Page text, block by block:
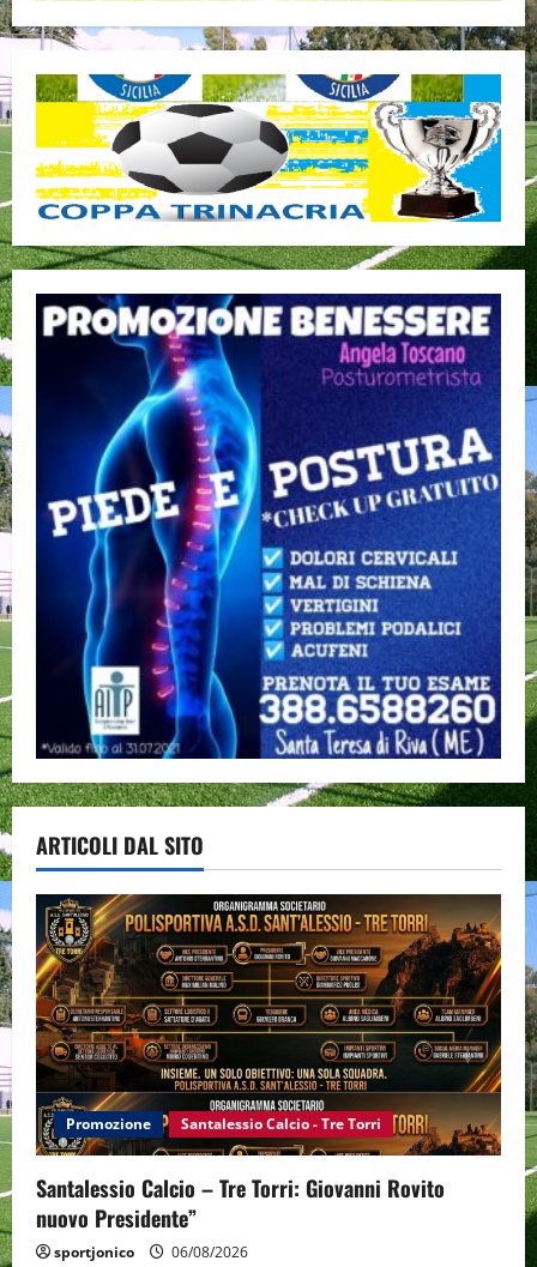
ARTICOLI DAL SITO
Promozione Santalessio Calcio - Tre Torri
Santalessio Calcio – Tre Torri: Giovanni Rovito
nuovo Presidente”
sportjonico 06/08/2026